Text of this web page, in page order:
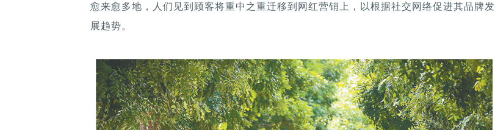
愈来愈多地，人们见到顾客将重中之重迁移到网红营销上，以根据社交网络促进其品牌发
展趋势。